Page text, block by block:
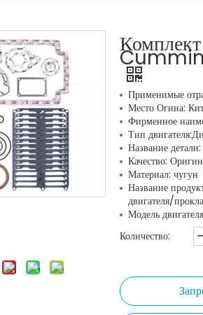
Применимые
Место Огина:
Фирменное
Тип
Название
Качество:
Материал: чугун
Название
двигателя/
Модель
Количество: